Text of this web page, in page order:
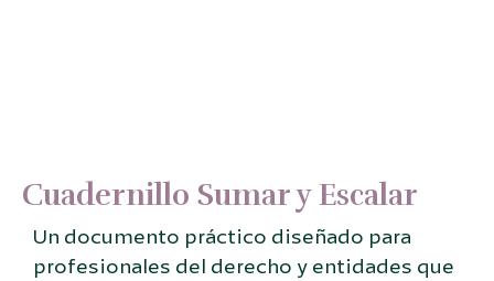
Cuadernillo Sumar y Escalar
Un documento práctico diseñado para
profesionales del derecho y entidades que